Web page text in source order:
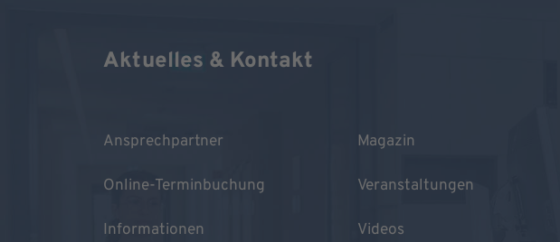
Aktuelles & Kontakt
Ansprechpartner
Online-Terminbuchung
Informationen
Magazin
Veranstaltungen
Videos